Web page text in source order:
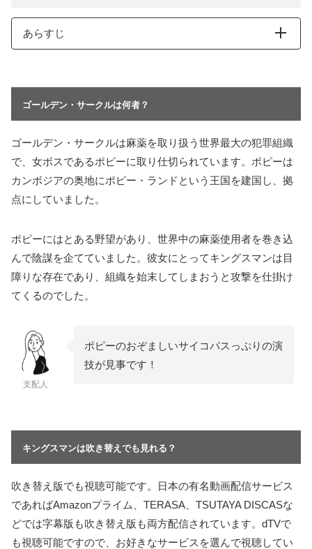
あらすじ
ゴールデン・サークルは何者？
ゴールデン・サークルは麻薬を取り扱う世界最大の犯罪組織
で、女ボスであるポピーに取り仕切られています。ポピーは
カンボジアの奥地にポピー・ランドという王国を建国し、拠
点にしていました。
ポピーにはとある野望があり、世界中の麻薬使用者を巻き込
んで陰謀を企てていました。彼女にとってキングスマンは目
障りな存在であり、組織を始末してしまおうと攻撃を仕掛け
てくるのでした。
支配人
ポピーのおぞましいサイコパスっぷりの演
技が見事です！
キングスマンは吹き替えでも見れる？
吹き替え版でも視聴可能です。日本の有名動画配信サービス
であればAmazonプライム、TERASA、TSUTAYA DISCASな
どでは字幕版も吹き替え版も両方配信されています。dTVで
も視聴可能ですので、お好きなサービスを選んで視聴してい